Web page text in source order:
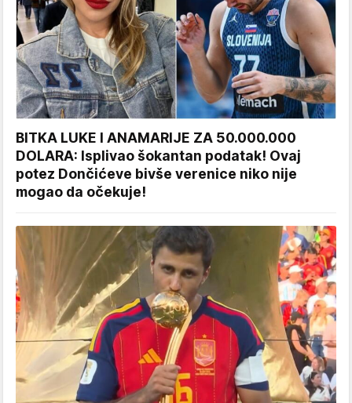
BITKA LUKE I ANAMARIJE ZA 50.000.000
DOLARA: Isplivao šokantan podatak! Ovaj
potez Dončićeve bivše verenice niko nije
mogao da očekuje!